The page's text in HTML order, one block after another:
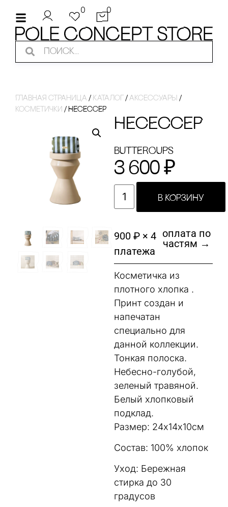
0 0
Главная страница / Каталог / аксессуары /
косметички / НЕсЕссЕР
НЕсЕссЕР
BUTTERCUPS
3 600 ₽
В КОРЗИНУ
900 ₽ × 4
платежа
оплата по
частям →
Косметичка из
плотного хлопка .
Принт создан и
напечатан
специально для
данной коллекции.
Тонкая полоска.
Небесно-голубой,
зеленый травяной.
Белый хлопковый
подклад.
Размер: 24х14х10см
Состав: 100% хлопок
Уход: Бережная
стирка до 30
градусов